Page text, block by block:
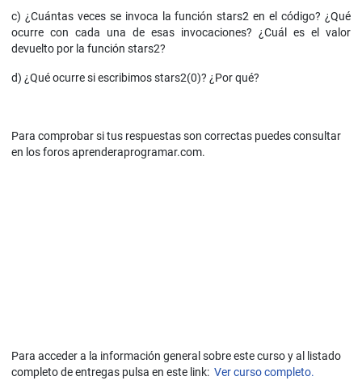
c) ¿Cuántas veces se invoca la función stars2 en el código? ¿Qué
ocurre con cada una de esas invocaciones? ¿Cuál es el valor
devuelto por la función stars2?
d) ¿Qué ocurre si escribimos stars2(0)? ¿Por qué?
Para comprobar si tus respuestas son correctas puedes consultar
en los foros aprenderaprogramar.com.
Para acceder a la información general sobre este curso y al listado
completo de entregas pulsa en este link: Ver curso completo.